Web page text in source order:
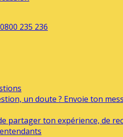
un doute ? Envoie ton
partager ton expérience, de